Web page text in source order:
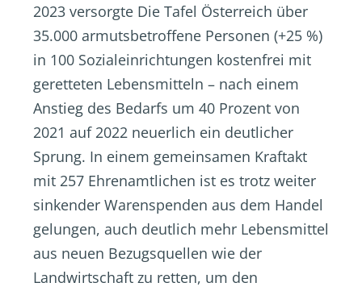
2023 versorgte Die Tafel Österreich über
35.000 armutsbetroffene Personen (+25 %)
in 100 Sozialeinrichtungen kostenfrei mit
geretteten Lebensmitteln – nach einem
Anstieg des Bedarfs um 40 Prozent von
2021 auf 2022 neuerlich ein deutlicher
Sprung. In einem gemeinsamen Kraftakt
mit 257 Ehrenamtlichen ist es trotz weiter
sinkender Warenspenden aus dem Handel
gelungen, auch deutlich mehr Lebensmittel
aus neuen Bezugsquellen wie der
Landwirtschaft zu retten, um den